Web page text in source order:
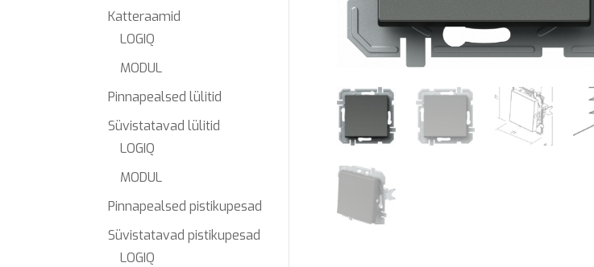
Katteraamid
LOGIQ
MODUL
Pinnapealsed lülitid
Süvistatavad lülitid
LOGIQ
MODUL
Pinnapealsed pistikupesad
Süvistatavad pistikupesad
LOGIQ